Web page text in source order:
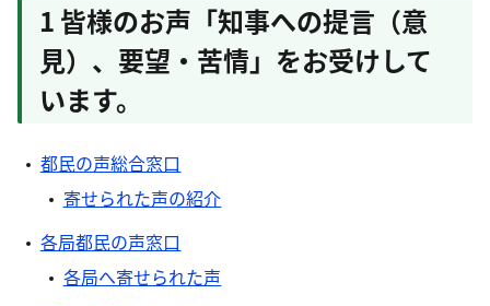
1 皆様のお声「知事への提言（意
見）、要望・苦情」をお受けして
います。
都民の声総合窓口
寄せられた声の紹介
各局都民の声窓口
各局へ寄せられた声